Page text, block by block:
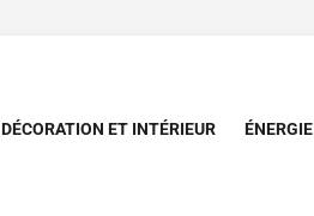
DÉCORATION ET INTÉRIEUR ÉNERGIE